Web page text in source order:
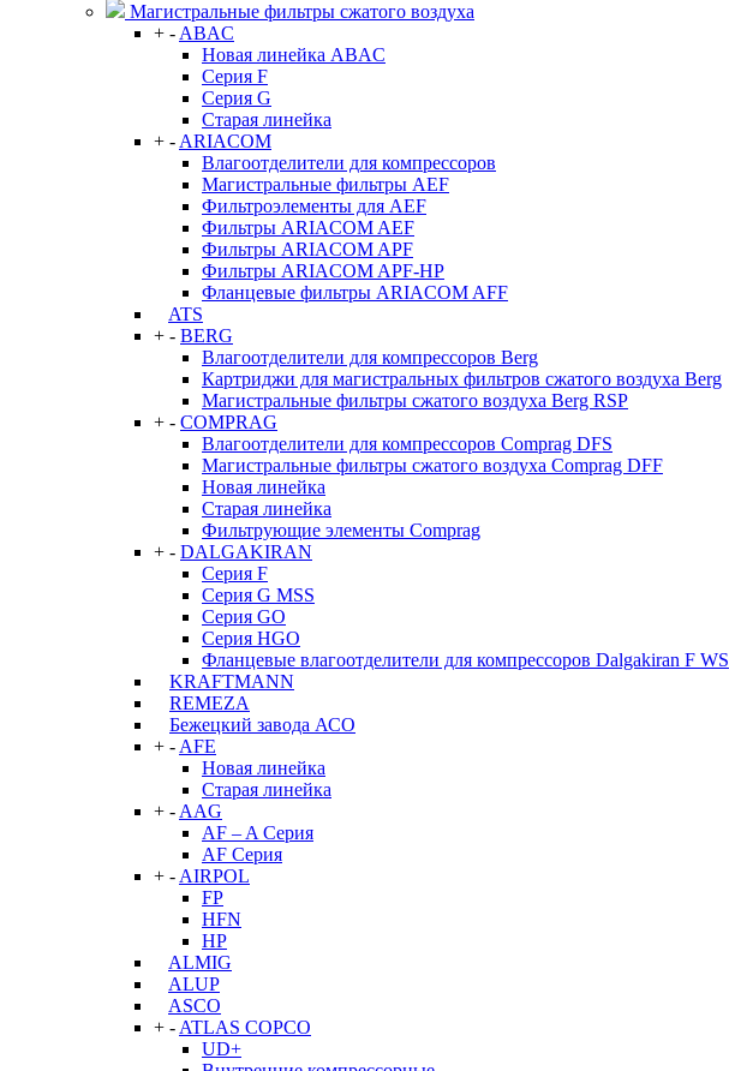
Магистральные фильтры сжатого воздуха
+ - ABAC
Новая линейка ABAC
Серия F
Серия G
Старая линейка
+ - ARIACOM
Влагоотделители для компрессоров
Магистральные фильтры AEF
Фильтроэлементы для AEF
Фильтры ARIACOM AEF
Фильтры ARIACOM APF
Фильтры ARIACOM APF-HP
Фланцевые фильтры ARIACOM AFF
ATS
+ - BERG
Влагоотделители для компрессоров Berg
Картриджи для магистральных фильтров сжатого воздуха Berg
Магистральные фильтры сжатого воздуха Berg RSP
+ - COMPRAG
Влагоотделители для компрессоров Comprag DFS
Магистральные фильтры сжатого воздуха Comprag DFF
Новая линейка
Старая линейка
Фильтрующие элементы Comprag
+ - DALGAKIRAN
Серия F
Серия G MSS
Серия GO
Серия HGO
Фланцевые влагоотделители для компрессоров Dalgakiran F WS
KRAFTMANN
REMEZA
Бежецкий завода АСО
+ - AFE
Новая линейка
Старая линейка
+ - AAG
AF – A Серия
AF Серия
+ - AIRPOL
FP
HFN
HP
ALMIG
ALUP
ASCO
+ - ATLAS COPCO
UD+